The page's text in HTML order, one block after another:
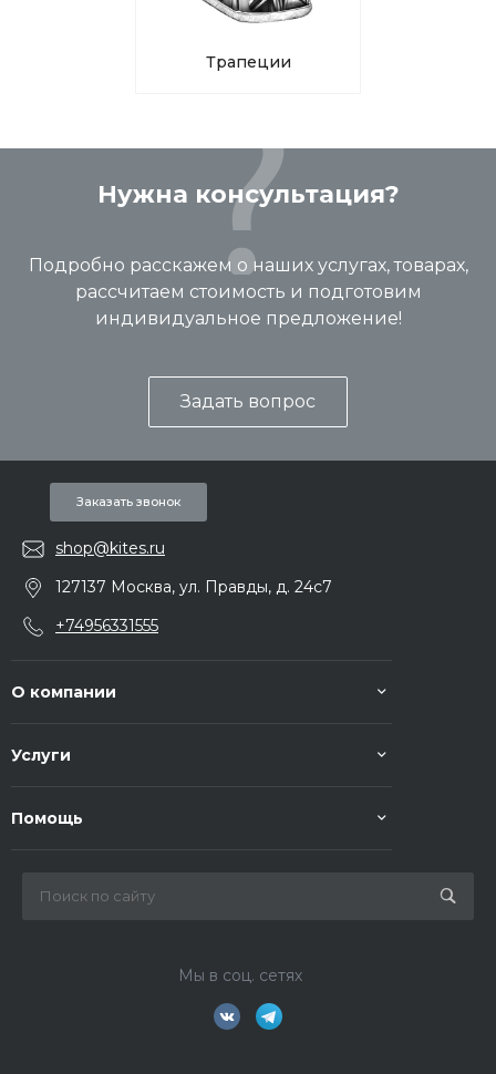
Трапеции
Нужна консультация?
Подробно расскажем о наших услугах, товарах,
рассчитаем стоимость и подготовим
индивидуальное предложение!
Задать вопрос
Заказать звонок
shop@kites.ru
127137 Москва, ул. Правды, д. 24с7
+74956331555
О компании
Услуги
Помощь
Мы в соц. сетях